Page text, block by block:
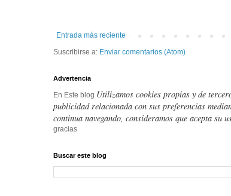
Entrada más reciente
Suscribirse a: Enviar comentarios (Atom)
Advertencia
En Este blog Utilizamos cookies propias y de
publicidad relacionada con sus preferencias
continua navegando, consideramos que acepta su
gracias
Buscar este blog